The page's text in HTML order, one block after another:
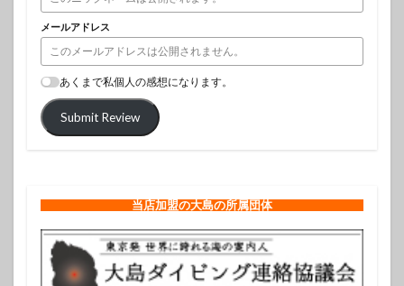
メールアドレス
あくまで私個人の感想になります。
Submit Review
当店加盟の大島の所属団体